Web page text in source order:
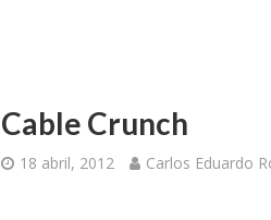
Cable Crunch
18 abril, 2012 Carlos Eduardo